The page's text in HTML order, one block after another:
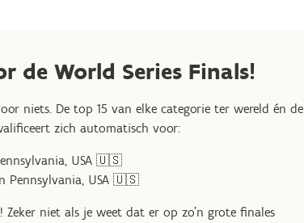
de World Series Finals!
niets. De top 15 van elke categorie ter wereld én de
zich automatisch voor:
USA 🇺🇸
Pennsylvania, USA 🇺🇸
Zeker niet als je weet dat er op zo'n grote finales